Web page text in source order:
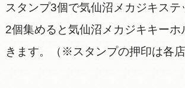
スタンプ3個で気仙沼メカジキステ
2個集めると気仙沼メカジキキーホ
きます。（※スタンプの押印は各店